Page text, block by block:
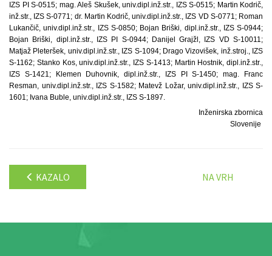
IZS PI S-0515; mag. Aleš Skušek, univ.dipl.inž.str., IZS S-0515; Martin Kodrič,
inž.str., IZS S-0771; dr. Martin Kodrič, univ.dipl.inž.str., IZS VD S-0771; Roman
Lukančič, univ.dipl.inž.str., IZS S-0850; Bojan Briški, dipl.inž.str., IZS S-0944;
Bojan Briški, dipl.inž.str., IZS PI S-0944; Danijel Grajžl, IZS VD S-10011;
Matjaž Pleteršek, univ.dipl.inž.str., IZS S-1094; Drago Vizovišek, inž.stroj., IZS
S-1162; Stanko Kos, univ.dipl.inž.str., IZS S-1413; Martin Hostnik, dipl.inž.str.,
IZS S-1421; Klemen Duhovnik, dipl.inž.str., IZS PI S-1450; mag. Franc
Resman, univ.dipl.inž.str., IZS S-1582; Matevž Ložar, univ.dipl.inž.str., IZS S-
1601; Ivana Buble, univ.dipl.inž.str., IZS S-1897.
Inženirska zbornica
Slovenije
KAZALO NA VRH